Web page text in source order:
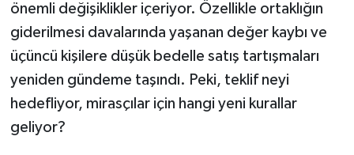
önemli değişiklikler içeriyor. Özellikle ortaklığın
giderilmesi davalarında yaşanan değer kaybı ve
üçüncü kişilere düşük bedelle satış tartışmaları
yeniden gündeme taşındı. Peki, teklif neyi
hedefliyor, mirasçılar için hangi yeni kurallar
geliyor?